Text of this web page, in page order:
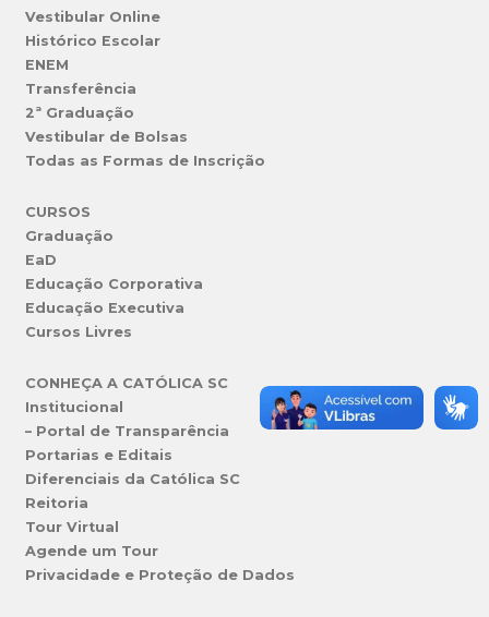
Vestibular Online
Histórico Escolar
ENEM
Transferência
2ª Graduação
Vestibular de Bolsas
Todas as Formas de Inscrição
CURSOS
Graduação
EaD
Educação Corporativa
Educação Executiva
Cursos Livres
CONHEÇA A CATÓLICA SC
Institucional
– Portal de Transparência
Portarias e Editais
Diferenciais da Católica SC
Reitoria
Tour Virtual
Agende um Tour
Privacidade e Proteção de Dados